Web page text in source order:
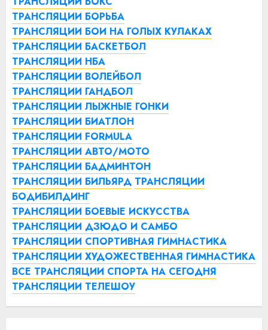
ТРАНСЛЯЦИИ БОРЬБА
ТРАНСЛЯЦИИ БОИ НА ГОЛЫХ КУЛАКАХ
ТРАНСЛЯЦИИ БАСКЕТБОЛ
ТРАНСЛЯЦИИ НБА
ТРАНСЛЯЦИИ ВОЛЕЙБОЛ
ТРАНСЛЯЦИИ ГАНДБОЛ
ТРАНСЛЯЦИИ ЛЫЖНЫЕ ГОНКИ
ТРАНСЛЯЦИИ БИАТЛОН
ТРАНСЛЯЦИИ FORMULA
ТРАНСЛЯЦИИ АВТО/МОТО
ТРАНСЛЯЦИИ БАДМИНТОН
ТРАНСЛЯЦИИ БИЛЬЯРД ТРАНСЛЯЦИИ
БОДИБИЛДИНГ
ТРАНСЛЯЦИИ БОЕВЫЕ ИСКУССТВА
ТРАНСЛЯЦИИ ДЗЮДО И САМБО
ТРАНСЛЯЦИИ СПОРТИВНАЯ ГИМНАСТИКА
ТРАНСЛЯЦИИ ХУДОЖЕСТВЕННАЯ ГИМНАСТИКА
ВСЕ ТРАНСЛЯЦИИ СПОРТА НА СЕГОДНЯ
ТРАНСЛЯЦИИ ТЕЛЕШОУ